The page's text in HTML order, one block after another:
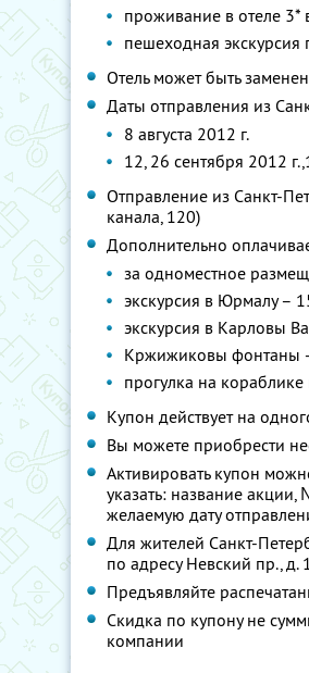
проживание в отеле 3*
пешеходная экскурсия
Отель может быть
Даты отправления из
8 августа 2012 г.
12, 26 сентября 2012
Отправление из Санкт-
канала, 120)
Дополнительно
за одноместное
экскурсия в Юрмалу –
экскурсия в Карловы
Кржижиковы фонтаны
прогулка на
Купон действует на
Вы можете приобрести
Активировать купон
указать: название
желаемую дату
Для жителей Санкт-
по адресу Невский пр., д.
Предъявляйте
Скидка по купону не
компании